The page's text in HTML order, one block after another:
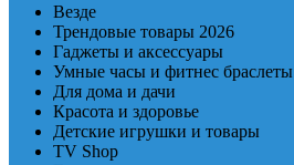
Везде
Трендовые товары 2026
Гаджеты и аксессуары
Умные часы и фитнес браслеты
Для дома и дачи
Красота и здоровье
Детские игрушки и товары
TV Shop